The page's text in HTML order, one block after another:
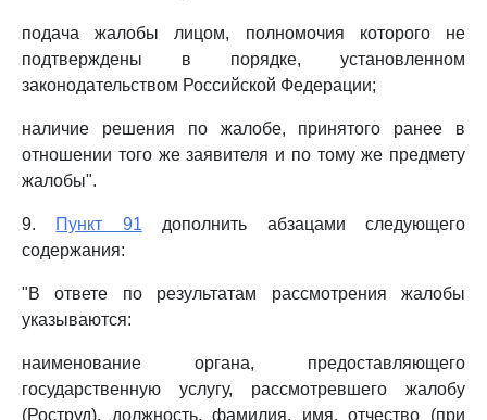
подача жалобы лицом, полномочия которого не
подтверждены в порядке, установленном
законодательством Российской Федерации;
наличие решения по жалобе, принятого ранее в
отношении того же заявителя и по тому же предмету
жалобы".
9. Пункт 91 дополнить абзацами следующего
содержания:
"В ответе по результатам рассмотрения жалобы
указываются:
наименование органа, предоставляющего
государственную услугу, рассмотревшего жалобу
(Роструд), должность, фамилия, имя, отчество (при